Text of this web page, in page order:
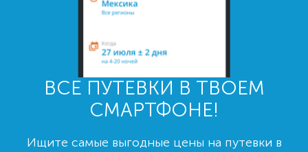
ВСЕ ПУТЕВКИ В ТВОЕМ
СМАРТФОНЕ!
Ищите самые выгодные цены на путевки в